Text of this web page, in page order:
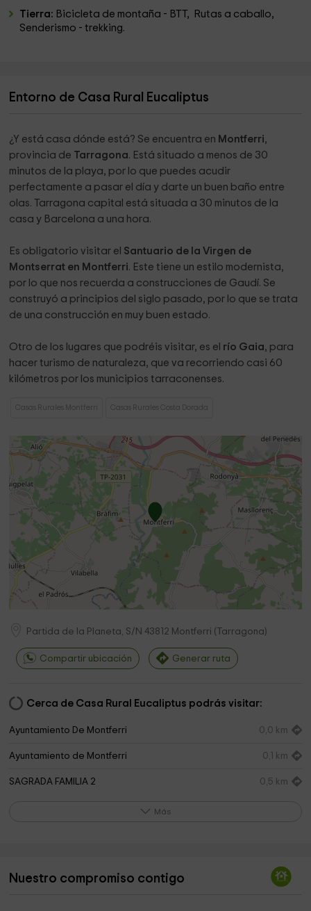
Tierra: Bicicleta de montaña - BTT, Rutas a caballo,
Senderismo - trekking.
Entorno de Casa Rural Eucaliptus
¿Y está casa dónde está? Se encuentra en Montferri,
provincia de Tarragona. Está situado a menos de 30
minutos de la playa, por lo que puedes acudir
perfectamente a pasar el día y darte un buen baño entre
olas. Tarragona capital está situada a 30 minutos de la
casa y Barcelona a una hora.
Es obligatorio visitar el Santuario de la Virgen de
Montserrat en Montferri. Este tiene un estilo modernista,
por lo que nos recuerda a construcciones de Gaudí. Se
construyó a principios del siglo pasado, por lo que se trata
de una construcción en muy buen estado.
Otro de los lugares que podréis visitar, es el río Gaia, para
hacer turismo de naturaleza, que va recorriendo casi 60
kilómetros por los municipios tarraconenses.
Casas Rurales Montferri Casas Rurales Costa Dorada
Partida de la Planeta, S/N 43812 Montferri ( Tarragona)
Compartir ubicación Generar ruta
Cerca de Casa Rural Eucaliptus podrás visitar:
Ayuntamiento De Montferri 0,0 km
Ayuntamiento de Montferri 0,1 km
SAGRADA FAMILIA 2 0,5 km
Iglesia de Santa Maria 2,3 km
Más
Nuestro compromiso contigo